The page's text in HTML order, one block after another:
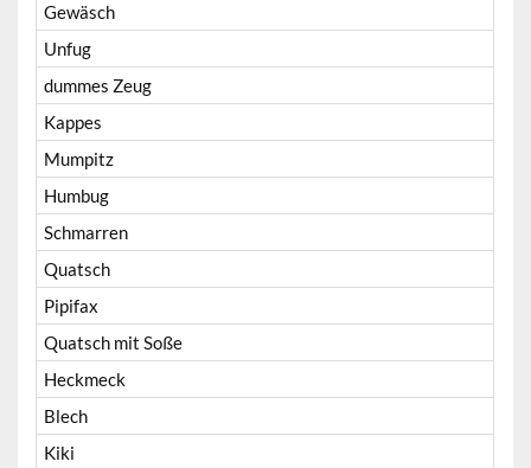
Gewäsch
Unfug
dummes Zeug
Kappes
Mumpitz
Humbug
Schmarren
Quatsch
Pipifax
Quatsch mit Soße
Heckmeck
Blech
Kiki